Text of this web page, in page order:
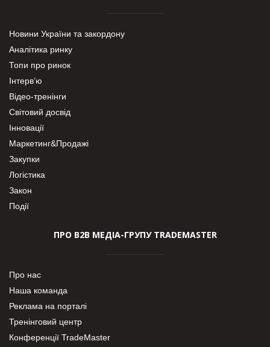
Новини України та закордону
Аналітика ринку
Топи про ринок
Інтерв’ю
Відео-тренінги
Світовий досвід
Інновації
Маркетинг&Продажі
Закупки
Логістика
Закон
Події
ПРО В2В МЕДІА-ГРУПУ TRADEMASTER
Про нас
Наша команда
Реклама на порталі
Тренінговий центр
Конференції TradeMaster